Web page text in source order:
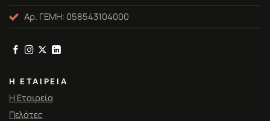
Αρ. ΓΕΜΗ: 058543104000
Η ΕΤΑΙΡΕΊΑ
Η Εταιρεία
Πελάτες